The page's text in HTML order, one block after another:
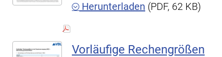
Herunterladen (PDF, 62 KB)
Vorläufige Rechengrößen